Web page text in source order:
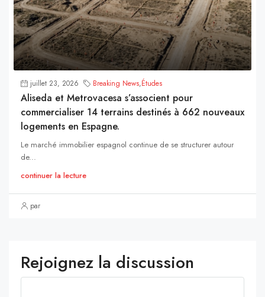
juillet 23, 2026 Breaking News,Études
Aliseda et Metrovacesa s’associent pour
commercialiser 14 terrains destinés à 662 nouveaux
logements en Espagne.
Le marché immobilier espagnol continue de se structurer autour
de...
continuer la lecture
par
Rejoignez la discussion